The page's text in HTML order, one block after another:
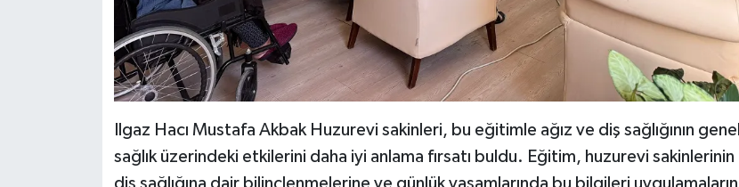
Ilgaz Hacı Mustafa Akbak Huzurevi sakinleri, bu eğitimle ağız ve diş sağlığının genel
sağlık üzerindeki etkilerini daha iyi anlama fırsatı buldu. Eğitim, huzurevi sakinlerinin